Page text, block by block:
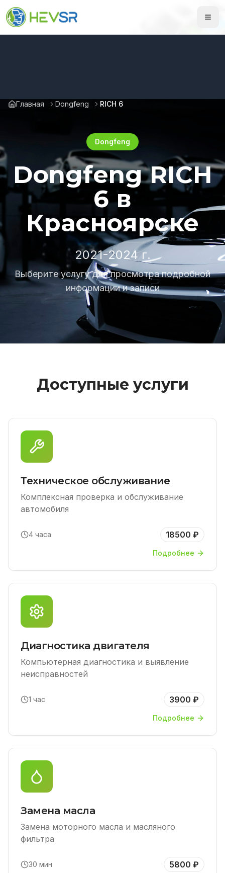
Главная Dongfeng RICH 6
Dongfeng
Dongfeng RICH
6 в
Красноярске
2021-2024 г.
Выберите услугу для просмотра подробной
информации и записи
Доступные услуги
Техническое обслуживание
Комплексная проверка и обслуживание
автомобиля
4 часа 18500 ₽
Подробнее
Диагностика двигателя
Компьютерная диагностика и выявление
неисправностей
1 час 3900 ₽
Подробнее
Замена масла
Замена моторного масла и масляного
фильтра
30 мин 5800 ₽